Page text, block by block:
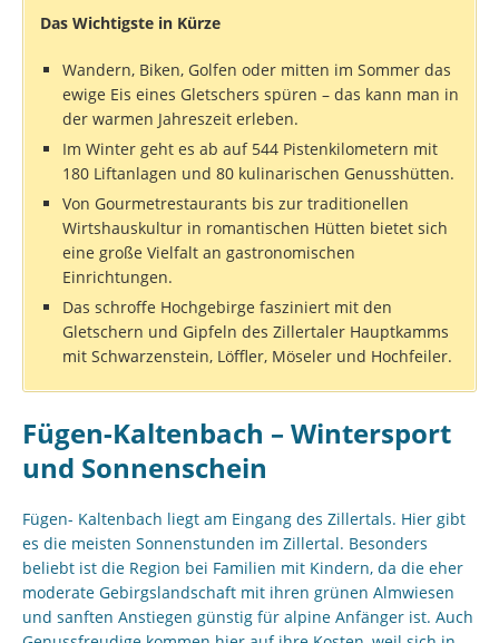
Das Wichtigste in Kürze
Wandern, Biken, Golfen oder mitten im Sommer das
ewige Eis eines Gletschers spüren – das kann man in
der warmen Jahreszeit erleben.
Im Winter geht es ab auf 544 Pistenkilometern mit
180 Liftanlagen und 80 kulinarischen Genusshütten.
Von Gourmetrestaurants bis zur traditionellen
Wirtshauskultur in romantischen Hütten bietet sich
eine große Vielfalt an gastronomischen
Einrichtungen.
Das schroffe Hochgebirge fasziniert mit den
Gletschern und Gipfeln des Zillertaler Hauptkamms
mit Schwarzenstein, Löffler, Möseler und Hochfeiler.
Fügen-Kaltenbach – Wintersport
und Sonnenschein
Fügen- Kaltenbach liegt am Eingang des Zillertals. Hier gibt
es die meisten Sonnenstunden im Zillertal. Besonders
beliebt ist die Region bei Familien mit Kindern, da die eher
moderate Gebirgslandschaft mit ihren grünen Almwiesen
und sanften Anstiegen günstig für alpine Anfänger ist. Auch